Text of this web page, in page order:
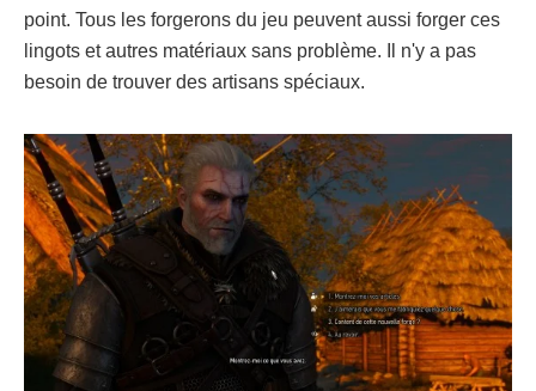
point. Tous les forgerons du jeu peuvent aussi forger ces
lingots et autres matériaux sans problème. Il n'y a pas
besoin de trouver des artisans spéciaux.